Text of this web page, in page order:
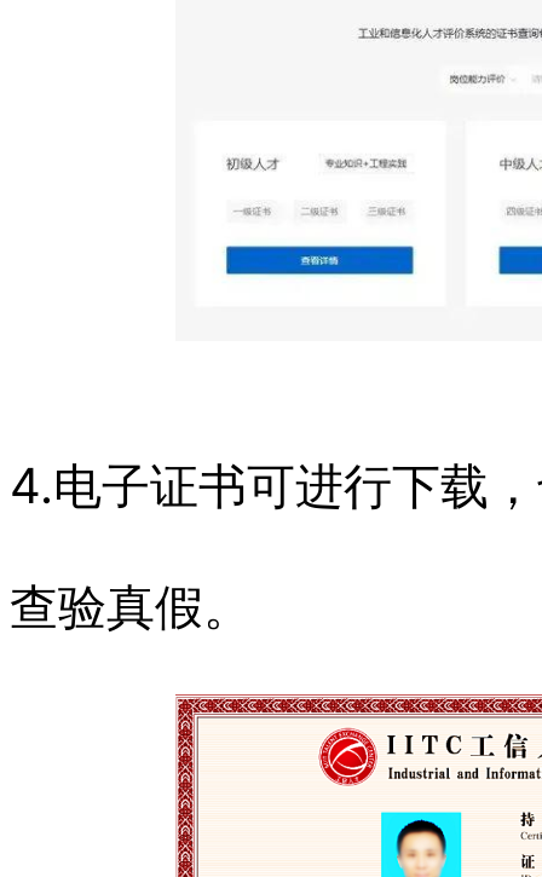
4.电子证书可进行下载
查验真假。